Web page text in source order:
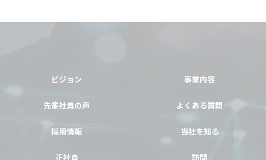
ビジョン
事業内容
先輩社員の声
よくある質問
採用情報
当社を知る